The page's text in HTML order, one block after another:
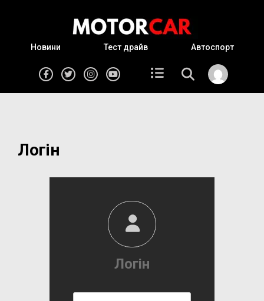
Новини Тест драйв Автоспорт
Логін
Логін